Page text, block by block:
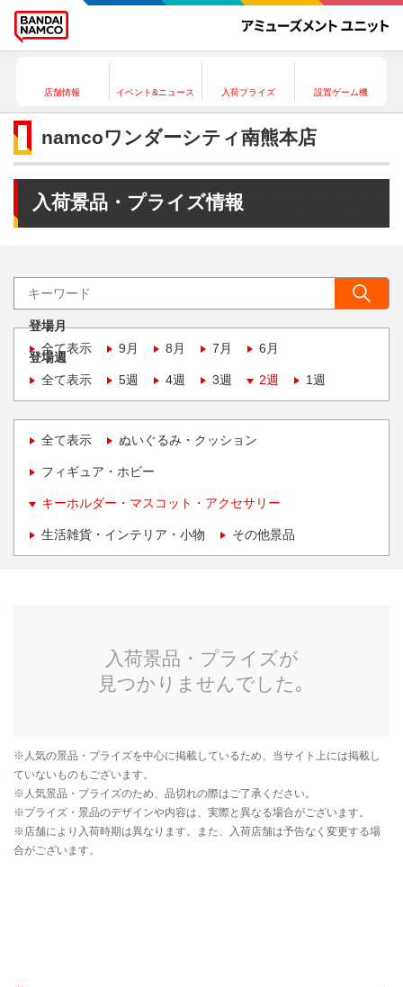
店舗情報 イベント&ニュース 入荷プライズ 設置ゲーム機
namcoワンダーシティ南熊本店
入荷景品・プライズ情報
登場月
全て表示
9月 8月 7月 6月
登場週
全て表示
5週 4週 3週 2週 1週
全て表示 ぬいぐるみ・クッション
フィギュア・ホビー
キーホルダー・マスコット・アクセサリー
生活雑貨・インテリア・小物 その他景品